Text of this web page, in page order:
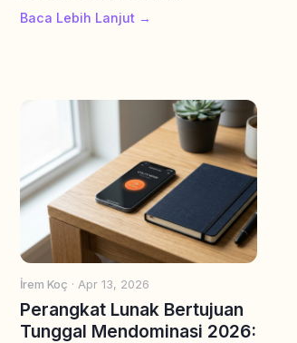
Baca Lebih Lanjut →
İrem Koç · Apr 13, 2026
Perangkat Lunak Bertujuan
Tunggal Mendominasi 2026: